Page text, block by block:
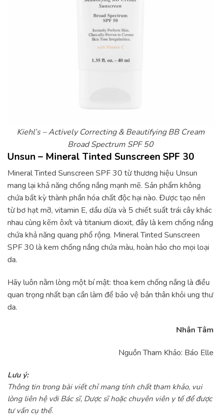
Kiehl’s – Actively Correcting & Beautifying BB Cream
Broad Spectrum SPF 50
Unsun – Mineral Tinted Sunscreen SPF 30
Mineral Tinted Sunscreen SPF 30 từ thương hiệu Unsun
mang lại khả năng chống nắng mạnh mẽ. Sản phẩm không
chứa bất kỳ thành phần hóa chất độc hại nào. Được tạo nên
từ bơ hạt mỡ, vitamin E, dầu dừa và 5 chiết suất trái cây khác
nhau cùng kẽm ôxít và titanium dioxit, đây là kem chống nắng
chứa khả năng quang phổ rộng. Mineral Tinted Sunscreen
SPF 30 là kem chống nắng chứa màu, hoàn hảo cho mọi loại
da.
Hãy luôn nằm lòng một bí mật: thoa kem chống nắng là điều
quan trọng nhất bạn cần làm để bảo vệ bản thân khỏi ung thư
da.
Nhân Tâm
Nguồn Tham Khảo: Báo Elle
Lưu ý:
Thông tin trong bài viết chỉ mang tính chất tham khảo, vui
lòng liên hệ với Bác sĩ, Dược sĩ hoặc chuyên viên y tế để được
tư vấn cụ thể.